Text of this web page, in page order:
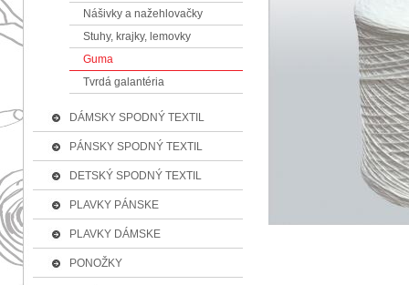
Nášivky a nažehlovačky
Stuhy, krajky, lemovky
Guma
Tvrdá galantéria
DÁMSKY SPODNÝ TEXTIL
PÁNSKY SPODNÝ TEXTIL
DETSKÝ SPODNÝ TEXTIL
PLAVKY PÁNSKE
PLAVKY DÁMSKE
PONOŽKY